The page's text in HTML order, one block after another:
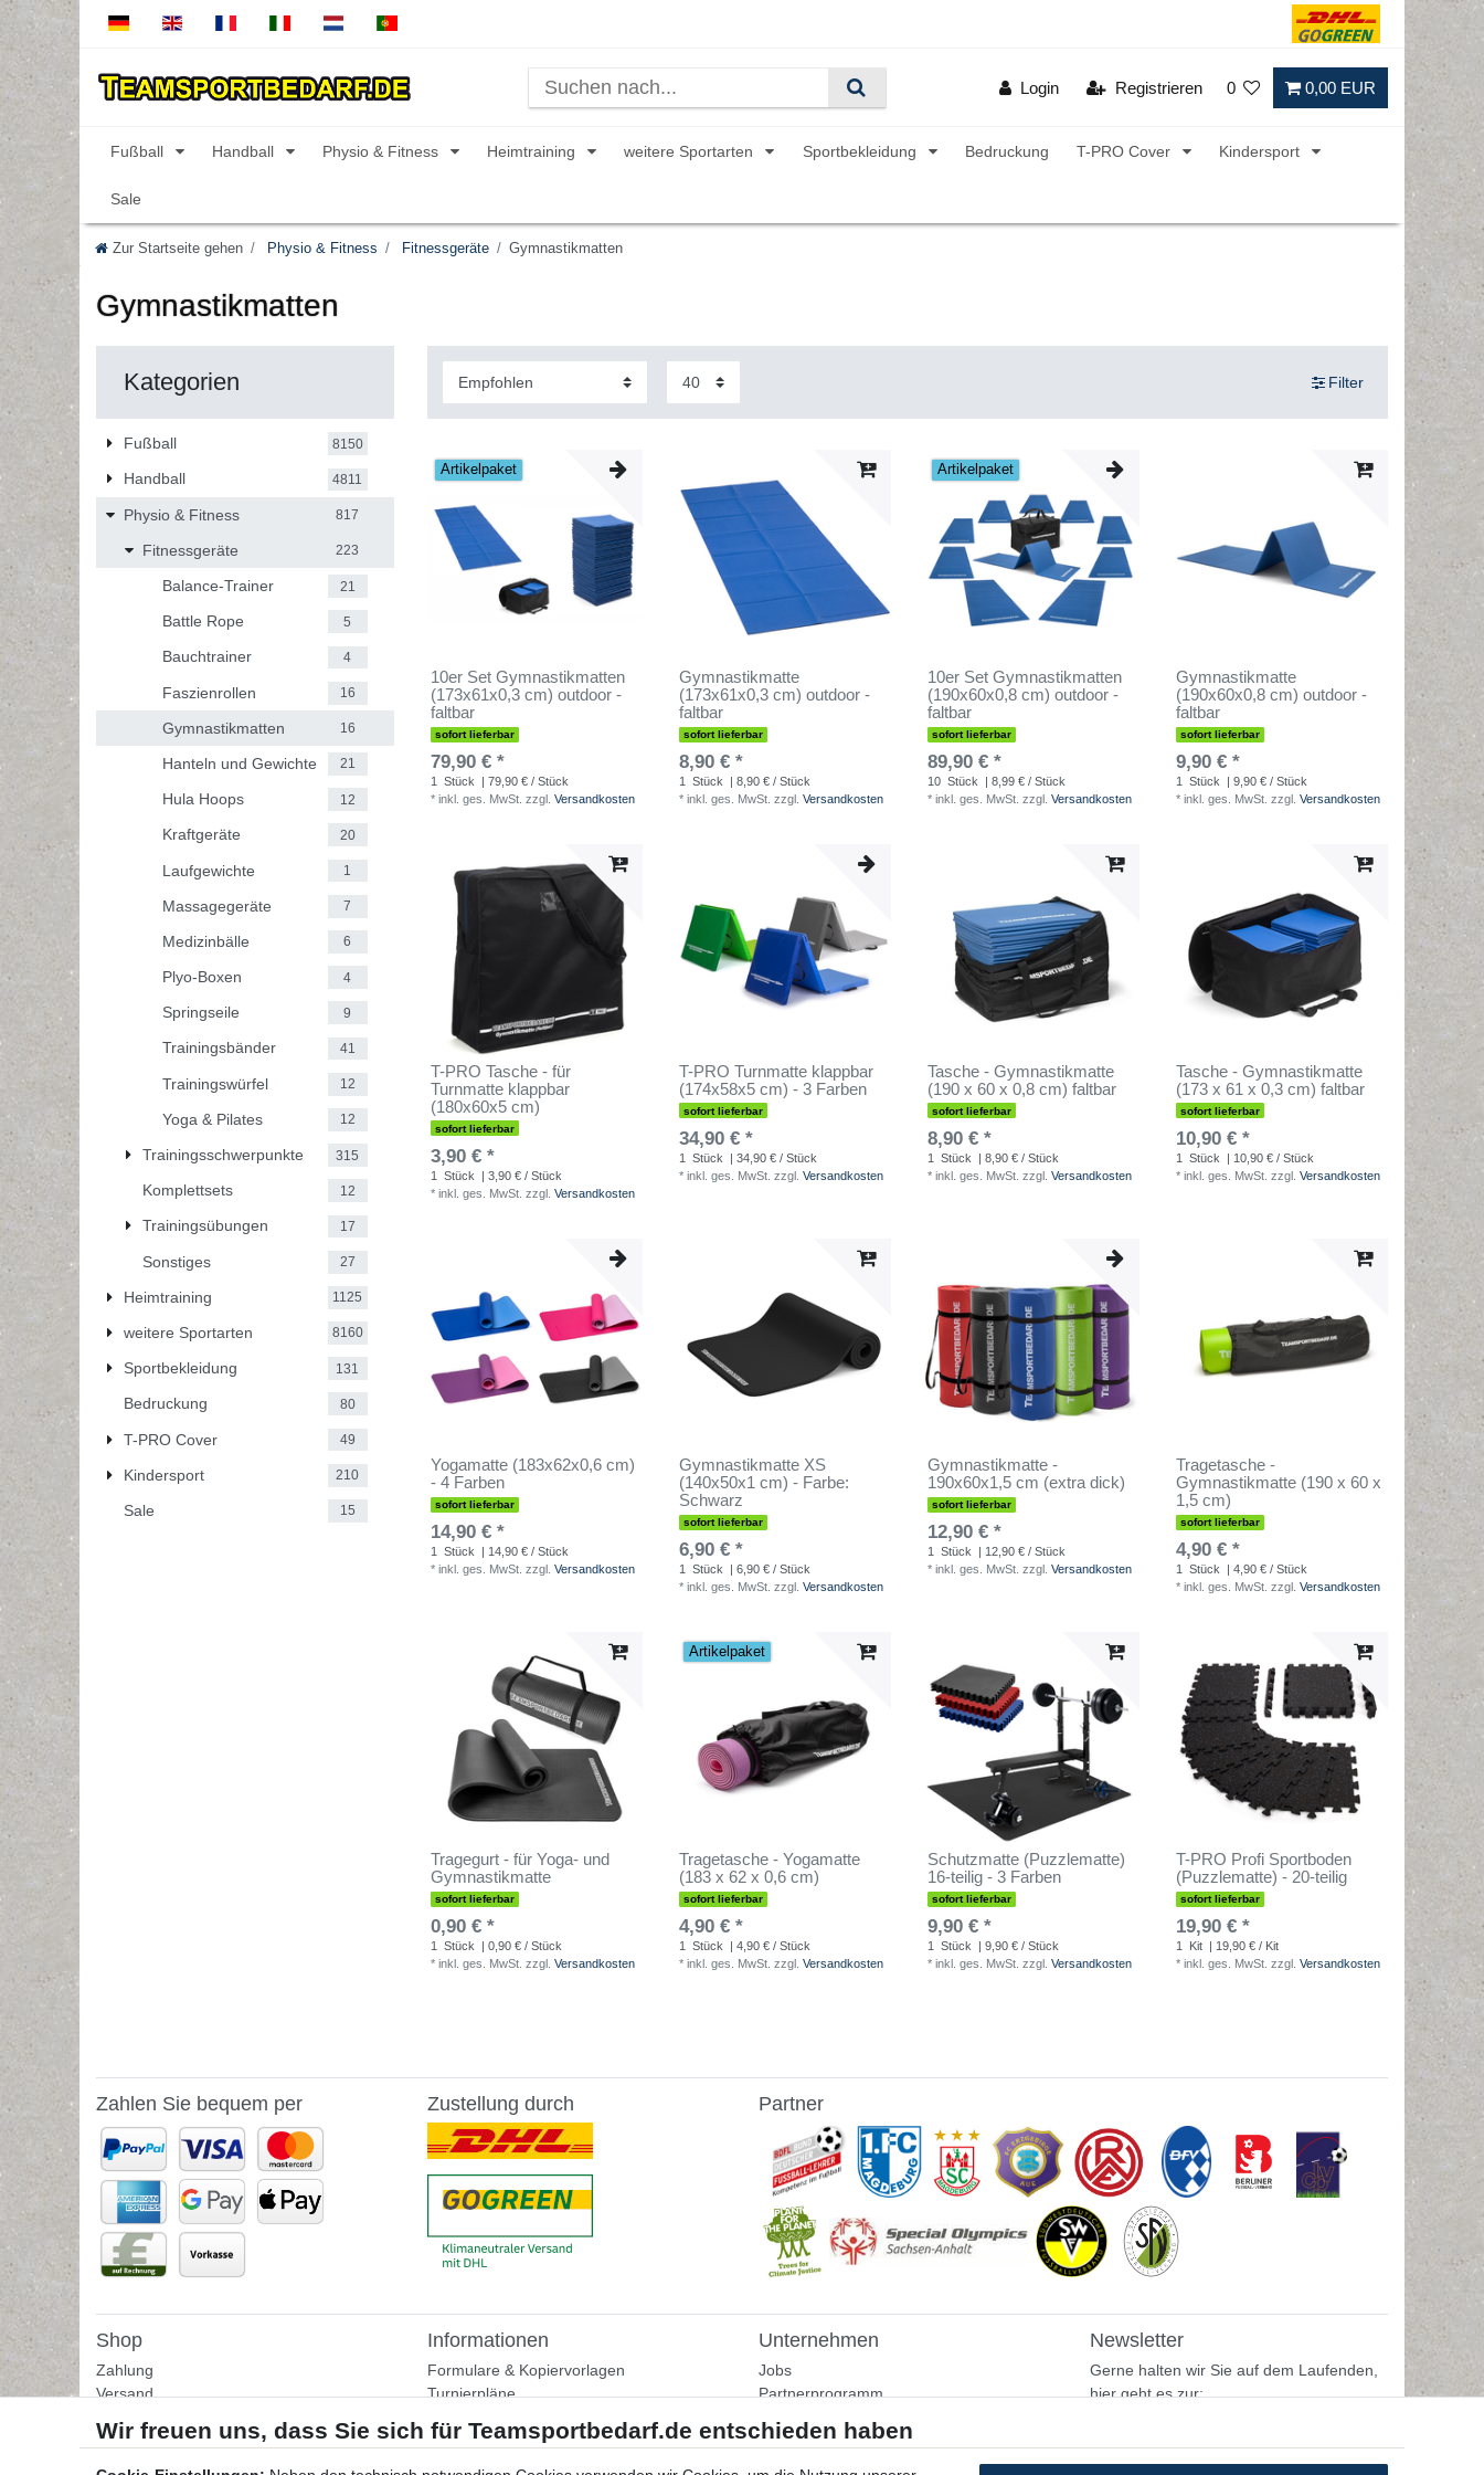
Login Registrieren 0 0,00 EUR
Fußball Handball Physio & Fitness Heimtraining weitere Sportarten Sportbekleidung Bedruckung T-PRO Cover Kindersport
Sale
Zur Startseite gehen Physio & Fitness Fitnessgeräte Gymnastikmatten
Gymnastikmatten
Kategorien
Fußball 8150
Handball 4811
Physio & Fitness 817
Fitnessgeräte 223
Balance-Trainer 21
Battle Rope 5
Bauchtrainer 4
Faszienrollen 16
Gymnastikmatten 16
Hanteln und Gewichte 21
Hula Hoops 12
Kraftgeräte 20
Laufgewichte 1
Massagegeräte 7
Medizinbälle 6
Plyo-Boxen 4
Springseile 9
Trainingsbänder 41
Trainingswürfel 12
Yoga & Pilates 12
Trainingsschwerpunkte 315
Komplettsets 12
Trainingsübungen 17
Sonstiges 27
Heimtraining 1125
weitere Sportarten 8160
Sportbekleidung 131
Bedruckung 80
T-PRO Cover 49
Kindersport 210
Sale 15
Filter
Artikelpaket
10er Set Gymnastikmatten
(173x61x0,3 cm) outdoor -
faltbar
sofort lieferbar
79,90 € *
1 Stück
| 79,90 € / Stück
* inkl. ges. MwSt. zzgl. Versandkosten
Gymnastikmatte
(173x61x0,3 cm) outdoor -
faltbar
sofort lieferbar
8,90 € *
1 Stück
| 8,90 € / Stück
* inkl. ges. MwSt. zzgl. Versandkosten
Artikelpaket
10er Set Gymnastikmatten
(190x60x0,8 cm) outdoor -
faltbar
sofort lieferbar
89,90 € *
10 Stück
| 8,99 € / Stück
* inkl. ges. MwSt. zzgl. Versandkosten
Gymnastikmatte
(190x60x0,8 cm) outdoor -
faltbar
sofort lieferbar
9,90 € *
1 Stück
| 9,90 € / Stück
* inkl. ges. MwSt. zzgl. Versandkosten
T-PRO Tasche - für
Turnmatte klappbar
(180x60x5 cm)
sofort lieferbar
3,90 € *
1 Stück
| 3,90 € / Stück
* inkl. ges. MwSt. zzgl. Versandkosten
T-PRO Turnmatte klappbar
(174x58x5 cm) - 3 Farben
sofort lieferbar
34,90 € *
1 Stück
| 34,90 € / Stück
* inkl. ges. MwSt. zzgl. Versandkosten
Tasche - Gymnastikmatte
(190 x 60 x 0,8 cm) faltbar
sofort lieferbar
8,90 € *
1 Stück
| 8,90 € / Stück
* inkl. ges. MwSt. zzgl. Versandkosten
Tasche - Gymnastikmatte
(173 x 61 x 0,3 cm) faltbar
sofort lieferbar
10,90 € *
1 Stück
| 10,90 € / Stück
* inkl. ges. MwSt. zzgl. Versandkosten
Yogamatte (183x62x0,6 cm)
- 4 Farben
sofort lieferbar
14,90 € *
1 Stück
| 14,90 € / Stück
* inkl. ges. MwSt. zzgl. Versandkosten
Gymnastikmatte XS
(140x50x1 cm) - Farbe:
Schwarz
sofort lieferbar
6,90 € *
1 Stück
| 6,90 € / Stück
* inkl. ges. MwSt. zzgl. Versandkosten
Gymnastikmatte -
190x60x1,5 cm (extra dick)
sofort lieferbar
12,90 € *
1 Stück
| 12,90 € / Stück
* inkl. ges. MwSt. zzgl. Versandkosten
Tragetasche -
Gymnastikmatte (190 x 60 x
1,5 cm)
sofort lieferbar
4,90 € *
1 Stück
| 4,90 € / Stück
* inkl. ges. MwSt. zzgl. Versandkosten
Tragegurt - für Yoga- und
Gymnastikmatte
sofort lieferbar
0,90 € *
1 Stück
| 0,90 € / Stück
* inkl. ges. MwSt. zzgl. Versandkosten
Artikelpaket
Tragetasche - Yogamatte
(183 x 62 x 0,6 cm)
sofort lieferbar
4,90 € *
1 Stück
| 4,90 € / Stück
* inkl. ges. MwSt. zzgl. Versandkosten
Schutzmatte (Puzzlematte)
16-teilig - 3 Farben
sofort lieferbar
9,90 € *
1 Stück
| 9,90 € / Stück
* inkl. ges. MwSt. zzgl. Versandkosten
T-PRO Profi Sportboden
(Puzzlematte) - 20-teilig
sofort lieferbar
19,90 € *
1 Kit
| 19,90 € / Kit
* inkl. ges. MwSt. zzgl. Versandkosten
Zahlen Sie bequem per Zustellung durch Partner
Shop
Zahlung
Versand
Helpcenter
Informationen
Formulare & Kopiervorlagen
Turnierpläne
Tipps & Informationen
Unternehmen
Jobs
Partnerprogramm
Bestellung widerrufen
Newsletter
Gerne halten wir Sie auf dem Laufenden,
hier geht es zur: